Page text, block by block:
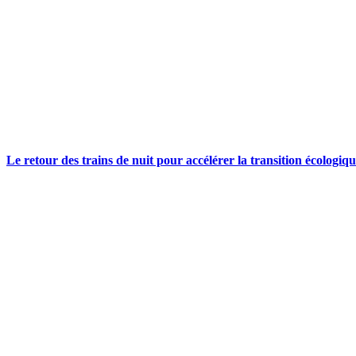
Le retour des trains de nuit pour accélérer la transition